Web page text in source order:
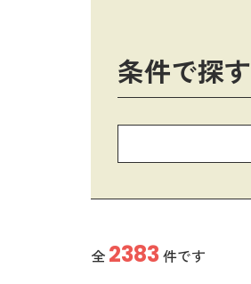
条件で探す
全 2383件です